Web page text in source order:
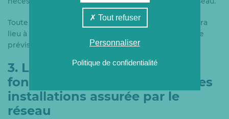
Toute interruption de fourniture significative donnera
lieu à une information sur le site qui précisera la date
prévisionnelle de rétablissement du service.
3. La simplicité du
fonctionnement : la gestion des
installations assurée par le
réseau
Tout refuser
Personnaliser
Politique de confidentialité